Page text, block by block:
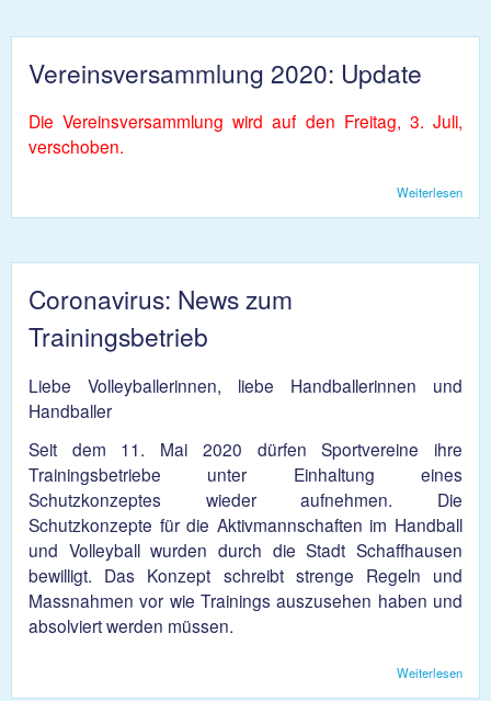
Vereinsversammlung 2020: Update
Die Vereinsversammlung wird auf den Freitag, 3. Juli,
verschoben.
Weiterlesen
Coronavirus: News zum
Trainingsbetrieb
Liebe Volleyballerinnen, liebe Handballerinnen und
Handballer
Seit dem 11. Mai 2020 dürfen Sportvereine ihre
Trainingsbetriebe unter Einhaltung eines
Schutzkonzeptes wieder aufnehmen. Die
Schutzkonzepte für die Aktivmannschaften im Handball
und Volleyball wurden durch die Stadt Schaffhausen
bewilligt. Das Konzept schreibt strenge Regeln und
Massnahmen vor wie Trainings auszusehen haben und
absolviert werden müssen.
Weiterlesen